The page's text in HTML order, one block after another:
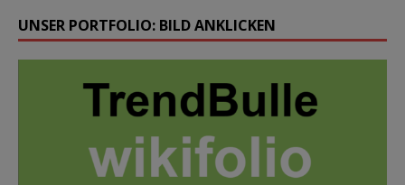
UNSER PORTFOLIO: BILD ANKLICKEN